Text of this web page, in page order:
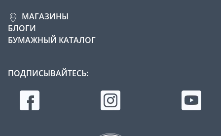
МАГАЗИНЫ
БЛОГИ
БУМАЖНЫЙ КАТАЛОГ
ПОДПИСЫВАЙТЕСЬ: